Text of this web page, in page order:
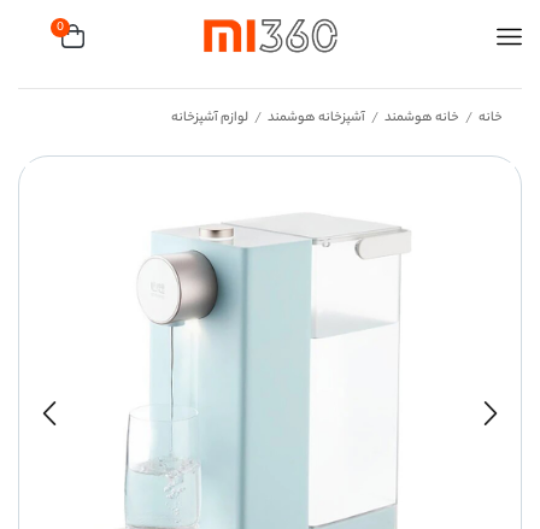
0
خانه / خانه هوشمند / آشپزخانه هوشمند / لوازم آشپزخانه